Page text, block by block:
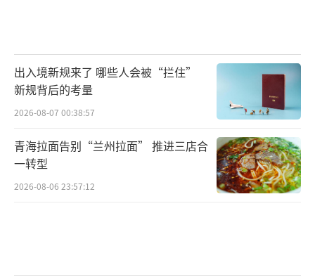
出入境新规来了 哪些人会被“拦住”
新规背后的考量
2026-08-07 00:38:57
青海拉面告别“兰州拉面” 推进三店合
一转型
2026-08-06 23:57:12